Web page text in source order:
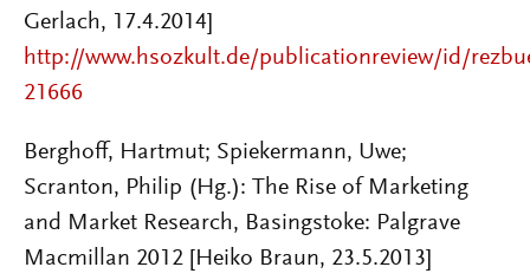
Gerlach, 17.4.2014]
http://www.hsozkult.de/publicationreview/id/
21666
Berghoff, Hartmut; Spiekermann, Uwe;
Scranton, Philip (Hg.): The Rise of Marketing
and Market Research, Basingstoke: Palgrave
Macmillan 2012 [Heiko Braun, 23.5.2013]